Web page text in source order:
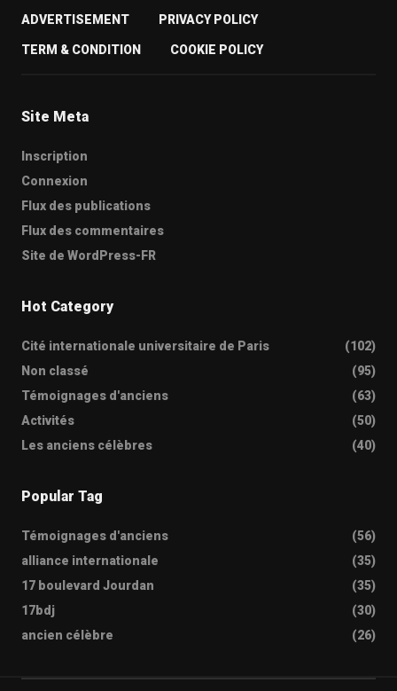
ADVERTISEMENT PRIVACY POLICY
TERM & CONDITION COOKIE POLICY
Site Meta
Inscription
Connexion
Flux des publications
Flux des commentaires
Site de WordPress-FR
Hot Category
Cité internationale universitaire de Paris
(102)
Non classé
(95)
Témoignages d'anciens
(63)
Activités
(50)
Les anciens célèbres
(40)
Popular Tag
Témoignages d'anciens
(56)
alliance internationale
(35)
17 boulevard Jourdan
(35)
17bdj
(30)
ancien célèbre
(26)